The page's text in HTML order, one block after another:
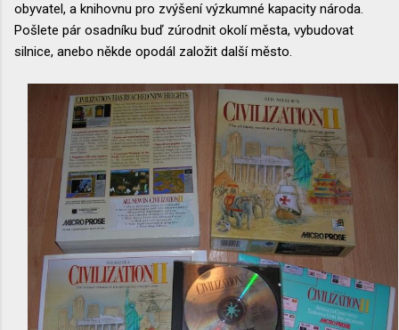
obyvatel, a knihovnu pro zvýšení výzkumné kapacity národa.
Pošlete pár osadníku buď zúrodnit okolí města, vybudovat
silnice, anebo někde opodál založit další město.